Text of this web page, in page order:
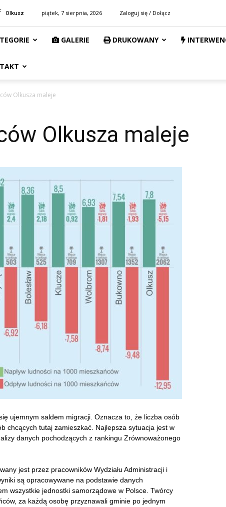
Olkusz piątek, 7 sierpnia, 2026 Zaloguj się / Dołącz
GALERIE DRUKOWANY
Olkusza maleje
Olkusza maleje
ujemnym saldem migracji. Oznacza to, że liczba osób
chcących tutaj zamieszkać. Najlepsza sytuacja jest w
danych pochodzących z rankingu Zrównoważonego
jest przez pracowników Wydziału Administracji i
są opracowywane na podstawie danych
wszystkie jednostki samorządowe w Polsce. Twórcy
za każdą osobę przyznawali gminie po jednym